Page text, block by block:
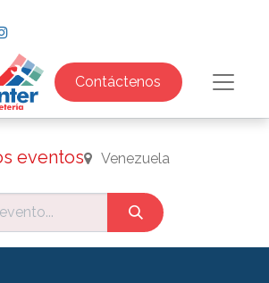
Contáctenos
eventos Venezuela